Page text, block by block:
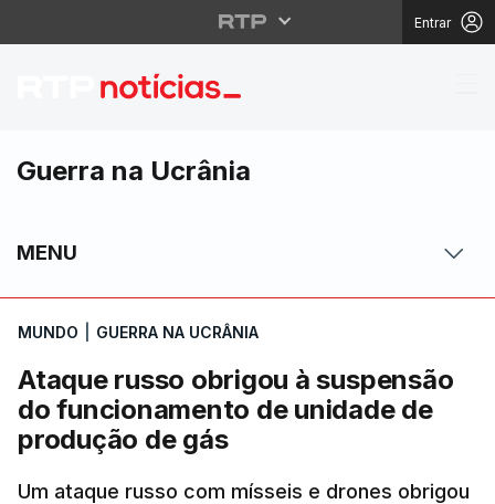
Entrar
Ataque russo obrigou
Guerra na Ucrânia
MENU
MUNDO GUERRA NA UCRÂNIA
Ataque russo obrigou à suspensão
do funcionamento de unidade de
produção de gás
Um ataque russo com mísseis e drones obrigou